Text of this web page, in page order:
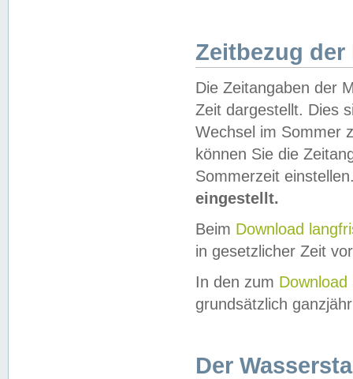
Zeitbezug der
Die Zeitangaben der
Zeit dargestellt. Dies
Wechsel im Sommer
können Sie die
Sommerzeit
eingestellt.
Beim Download
in gesetzlicher Zeit
In den zum Download
grundsätzlich
Der